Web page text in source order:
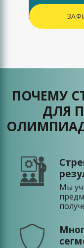
ПОЧЕМУ
ДЛЯ
Мы